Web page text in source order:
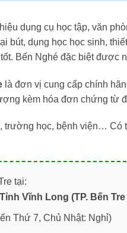
dụng cụ học tập, văn
bút, dụng học học sinh,
Bến Nghé đặc biệt được
là đơn vị cung cấp chính
kèm hóa đơn chứng từ
trường học, bệnh viện… Có
tại:
Vĩnh Long (TP. Bến Tre
Thứ 7, Chủ Nhật: Nghỉ)